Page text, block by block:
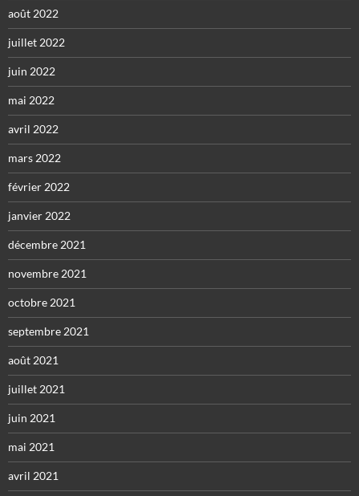
août 2022
juillet 2022
juin 2022
mai 2022
avril 2022
mars 2022
février 2022
janvier 2022
décembre 2021
novembre 2021
octobre 2021
septembre 2021
août 2021
juillet 2021
juin 2021
mai 2021
avril 2021